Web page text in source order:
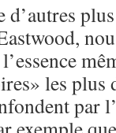
les plus
par